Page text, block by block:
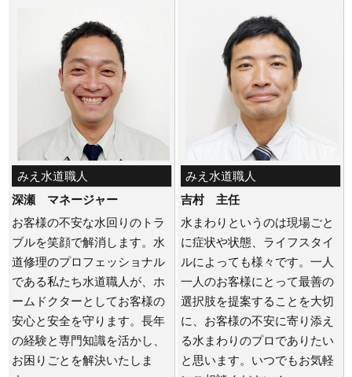
みえ水道職人
深瀬 マネージャー
お客様の不安な水回りのトラ
ブルを笑顔で解消します。水
道修理のプロフェッショナル
である私たち水道職人が、ホ
ームドクターとしてお客様の
安心と安全を守ります。長年
の経験と専門知識を活かし、
お困りごとを解決いたしま
みえ水道職人
吉村 主任
水まわりというのは現場ごと
に症状や状態、ライフスタイ
ルによっても様々です。一人
一人のお客様にとって最善の
選択肢を提案することを大切
に、お客様の不安に寄り添え
る水まわりのプロでありたい
と思います。いつでもお気軽